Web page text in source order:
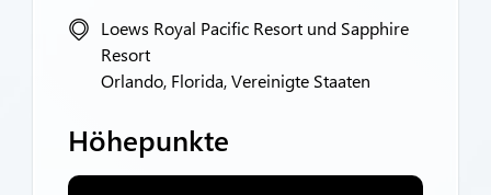
Loews Royal Pacific Resort und Sapphire
Resort
Orlando, Florida, Vereinigte Staaten
Höhepunkte